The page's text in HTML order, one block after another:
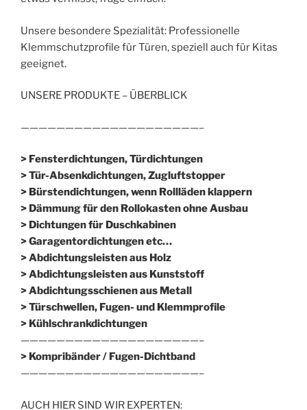
Unsere besondere Spezialität: Professionelle
Klemmschutzprofile für Türen, speziell auch für Kitas
geeignet.
UNSERE PRODUKTE – ÜBERBLICK
————————————————————–
> Fensterdichtungen, Türdichtungen
> Tür-Absenkdichtungen, Zugluftstopper
> Bürstendichtungen, wenn Rollläden klappern
> Dämmung für den Rollokasten ohne Ausbau
> Dichtungen für Duschkabinen
> Garagentordichtungen etc…
> Abdichtungsleisten aus Holz
> Abdichtungsleisten aus Kunststoff
> Abdichtungsschienen aus Metall
> Türschwellen, Fugen- und Klemmprofile
> Kühlschrankdichtungen
————————————————————–
> Kompribänder / Fugen-Dichtband
————————————————————–
AUCH HIER SIND WIR EXPERTEN: